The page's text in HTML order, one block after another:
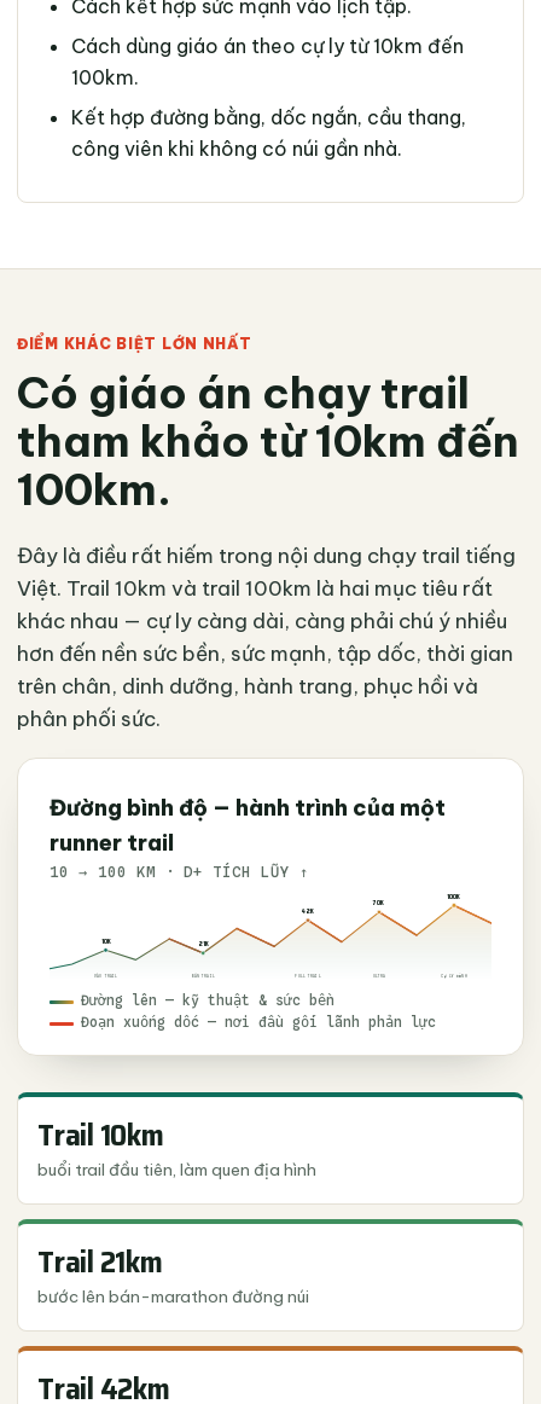
Cách kết hợp sức mạnh vào lịch tập.
Cách dùng giáo án theo cự ly từ 10km đến
100km.
Kết hợp đường bằng, dốc ngắn, cầu thang,
công viên khi không có núi gần nhà.
ĐIỂM KHÁC BIỆT LỚN NHẤT
Có giáo án chạy trail
tham khảo từ 10km đến
100km.
Đây là điều rất hiếm trong nội dung chạy trail tiếng
Việt. Trail 10km và trail 100km là hai mục tiêu rất
khác nhau — cự ly càng dài, càng phải chú ý nhiều
hơn đến nền sức bền, sức mạnh, tập dốc, thời gian
trên chân, dinh dưỡng, hành trang, phục hồi và
phân phối sức.
Đường bình độ — hành trình của một
runner trail
10 → 100 KM · D+ TÍCH LŨY ↑
10K
VÀO TRAIL
21K
BÁN TRAIL
42K
FULL TRAIL
70K
ULTRA
100K
CỰ LY ĐỈNH
Đường lên — kỹ thuật & sức bền
Đoạn xuống dốc — nơi đầu gối lãnh phản lực
Trail 10km
buổi trail đầu tiên, làm quen địa hình
Trail 21km
bước lên bán-marathon đường núi
Trail 42km